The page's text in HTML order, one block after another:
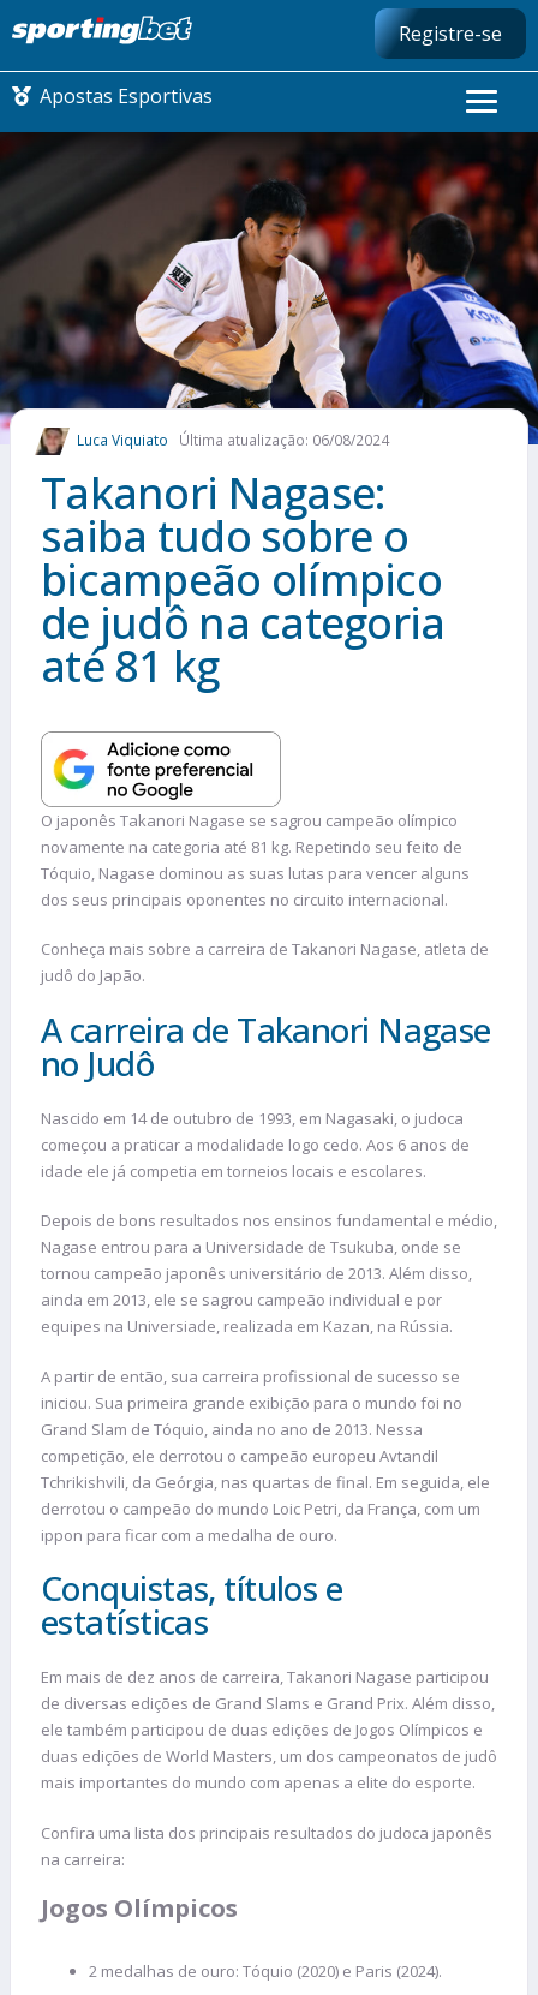
Registre-se
Apostas Esportivas
CONMEBOL LIBERTADORES
FUTEBOL NACIONAL
FUTEBOL INTERNACIONAL
COMO APOSTAR
MAIS ESPORTES
Luca Viquiato Última atualização: 06/08/2024
Takanori Nagase:
saiba tudo sobre o
bicampeão olímpico
de judô na categoria
até 81 kg
O japonês Takanori Nagase se sagrou campeão olímpico
novamente na categoria até 81 kg. Repetindo seu feito de
Tóquio, Nagase dominou as suas lutas para vencer alguns
dos seus principais oponentes no circuito internacional.
Conheça mais sobre a carreira de Takanori Nagase, atleta de
judô do Japão.
A carreira de Takanori Nagase
no Judô
Nascido em 14 de outubro de 1993, em Nagasaki, o judoca
começou a praticar a modalidade logo cedo. Aos 6 anos de
idade ele já competia em torneios locais e escolares.
Depois de bons resultados nos ensinos fundamental e médio,
Nagase entrou para a Universidade de Tsukuba, onde se
tornou campeão japonês universitário de 2013. Além disso,
ainda em 2013, ele se sagrou campeão individual e por
equipes na Universiade, realizada em Kazan, na Rússia.
A partir de então, sua carreira profissional de sucesso se
iniciou. Sua primeira grande exibição para o mundo foi no
Grand Slam de Tóquio, ainda no ano de 2013. Nessa
competição, ele derrotou o campeão europeu Avtandil
Tchrikishvili, da Geórgia, nas quartas de final. Em seguida, ele
derrotou o campeão do mundo Loic Petri, da França, com um
ippon para ficar com a medalha de ouro.
Conquistas, títulos e
estatísticas
Em mais de dez anos de carreira, Takanori Nagase participou
de diversas edições de Grand Slams e Grand Prix. Além disso,
ele também participou de duas edições de Jogos Olímpicos e
duas edições de World Masters, um dos campeonatos de judô
mais importantes do mundo com apenas a elite do esporte.
Confira uma lista dos principais resultados do judoca japonês
na carreira:
Jogos Olímpicos
2 medalhas de ouro: Tóquio (2020) e Paris (2024).